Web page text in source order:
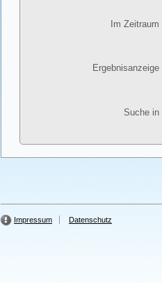
Im Zeitraum
Ergebnisanzeige
Suche in
Impressum Datenschutz